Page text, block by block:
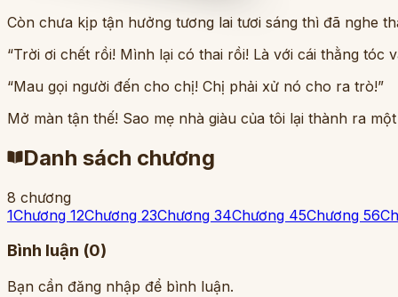
Còn chưa kịp tận hưởng tương lai tươi sáng thì đã nghe
“Trời ơi chết rồi! Mình lại có thai rồi! Là với cái thằng tóc
“Mau gọi người đến cho chị! Chị phải xử nó cho ra trò!”
Mở màn tận thế! Sao mẹ nhà giàu của tôi lại thành ra
Danh sách chương
8 chương
1Chương 12Chương 23Chương 34Chương 45Chương 56
Bình luận (0)
Bạn cần đăng nhập để bình luận.